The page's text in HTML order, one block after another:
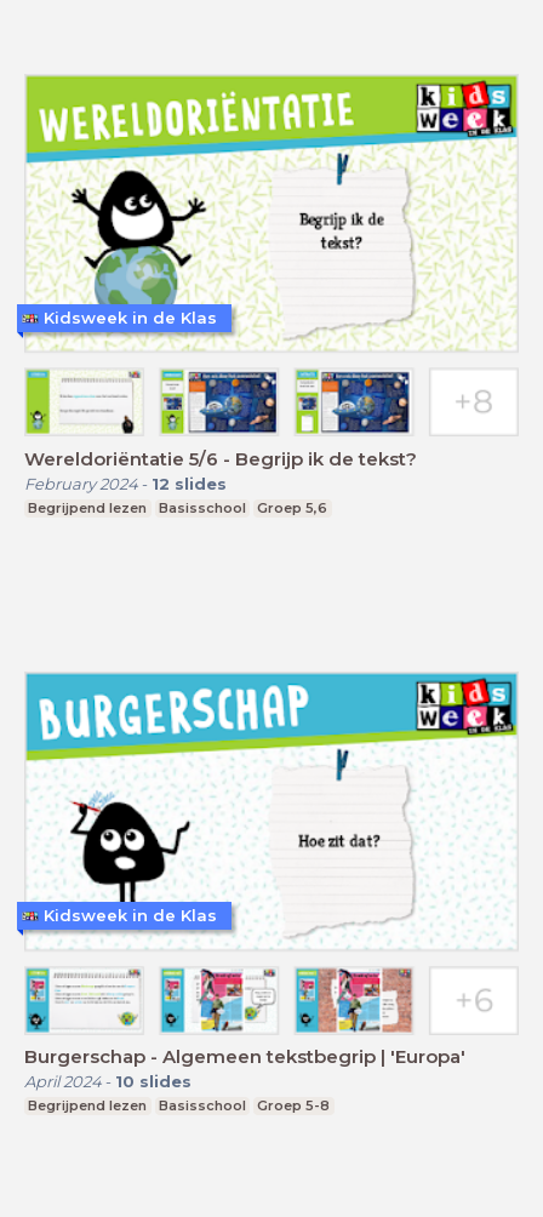
Wereldoriëntatie 5/6 - Begrijp ik de tekst?
February 2024- 12 slides
Begrijpend lezen Basisschool Groep 5,6
Kidsweek in de Klas
Burgerschap - Algemeen tekstbegrip | 'Europa'
April 2024- 10 slides
Begrijpend lezen Basisschool Groep 5-8
Kidsweek in de Klas